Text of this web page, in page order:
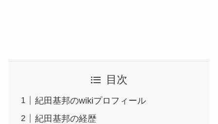
目次
紀田基邦のwikiプロフィール
紀田基邦の経歴